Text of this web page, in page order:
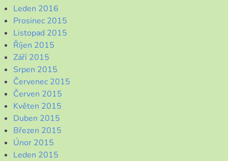
Leden 2016
Prosinec 2015
Listopad 2015
Říjen 2015
Září 2015
Srpen 2015
Červenec 2015
Červen 2015
Květen 2015
Duben 2015
Březen 2015
Únor 2015
Leden 2015